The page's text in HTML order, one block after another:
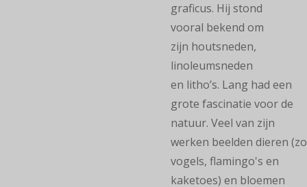
graficus. Hij stond
vooral bekend om
zijn houtsneden,
linoleumsneden
en litho’s. Lang had een
grote fascinatie voor de
natuur. Veel van zijn
werken beelden dieren
vogels, flamingo's en
kaketoes) en bloemen